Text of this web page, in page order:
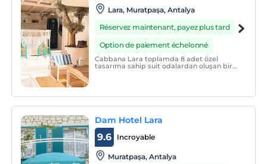
Lara, Muratpaşa, Antalya
Réservez maintenant, payez plus tard
Option de paiement échelonné
Cabbana Lara toplamda 8 adet özel
tasarıma sahip suit odalardan oluşan bir
Dam Hotel Lara
Incroyable
9.6
Muratpaşa, Antalya